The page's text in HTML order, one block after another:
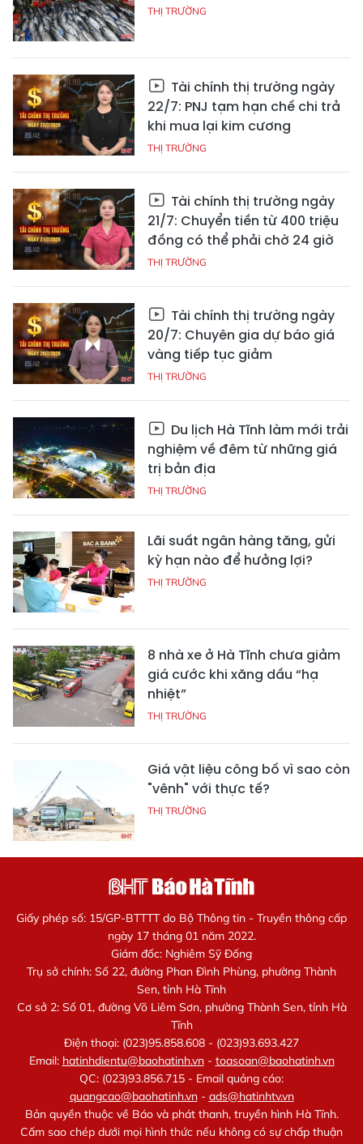
THỊ TRƯỜNG
Tài chính thị trường ngày
22/7: PNJ tạm hạn chế chi trả
khi mua lại kim cương
THỊ TRƯỜNG
Tài chính thị trường ngày
21/7: Chuyển tiền từ 400 triệu
đồng có thể phải chờ 24 giờ
THỊ TRƯỜNG
Tài chính thị trường ngày
20/7: Chuyên gia dự báo giá
vàng tiếp tục giảm
THỊ TRƯỜNG
Du lịch Hà Tĩnh làm mới trải
nghiệm về đêm từ những giá
trị bản địa
THỊ TRƯỜNG
Lãi suất ngân hàng tăng, gửi
kỳ hạn nào để hưởng lợi?
THỊ TRƯỜNG
8 nhà xe ở Hà Tĩnh chưa giảm
giá cước khi xăng dầu “hạ
nhiệt”
THỊ TRƯỜNG
Giá vật liệu công bố vì sao còn
"vênh" với thực tế?
THỊ TRƯỜNG
Giấy phép số: 15/GP-BTTTT do Bộ Thông tin - Truyền thông cấp
ngày 17 tháng 01 năm 2022.
Giám đốc: Nghiêm Sỹ Đống
Trụ sở chính: Số 22, đường Phan Đình Phùng, phường Thành
Sen, tỉnh Hà Tĩnh
Cơ sở 2: Số 01, đường Võ Liêm Sơn, phường Thành Sen, tỉnh Hà
Tĩnh
Điện thoại: (023)95.858.608 - (023)93.693.427
Email: hatinhdientu@baohatinh.vn- toasoan@baohatinh.vn
QC: (023)93.856.715 - Email quảng cáo:
quangcao@baohatinh.vn- ads@hatinhtv.vn
Bản quyền thuộc về Báo và phát thanh, truyền hình Hà Tĩnh.
Cấm sao chép dưới mọi hình thức nếu không có sự chấp thuận